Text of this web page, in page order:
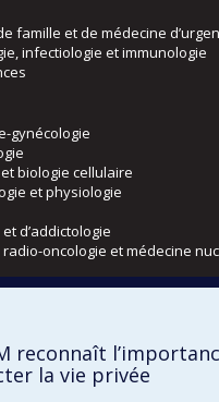
famille et de médecine
infectiologie et immunologie
gynécologie
biologie cellulaire
et physiologie
d’addictologie
radio-oncologie et médecine
et des sciences de l’activité
et audiologie
reconnaît
la vie privée